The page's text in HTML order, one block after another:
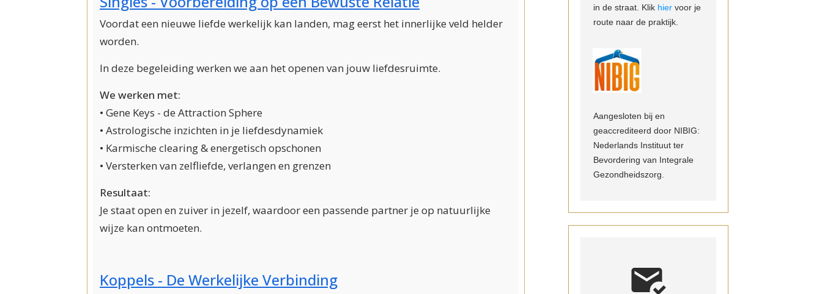
Voordat een nieuwe liefde werkelijk kan landen, mag eerst het innerlijke veld helder
worden.
In deze begeleiding werken we aan het openen van jouw liefdesruimte.
We werken met:
• Gene Keys - de Attraction Sphere
• Astrologische inzichten in je liefdesdynamiek
• Karmische clearing & energetisch opschonen
• Versterken van zelfliefde, verlangen en grenzen
Resultaat:
Je staat open en zuiver in jezelf, waardoor een passende partner je op natuurlijke
wijze kan ontmoeten.
Koppels - De Werkelijke Verbinding
in de straat. Klik hier voor je
route naar de praktijk.
Aangesloten bij en
geaccrediteerd door NIBIG:
Nederlands Instituut ter
Bevordering van Integrale
Gezondheidszorg.